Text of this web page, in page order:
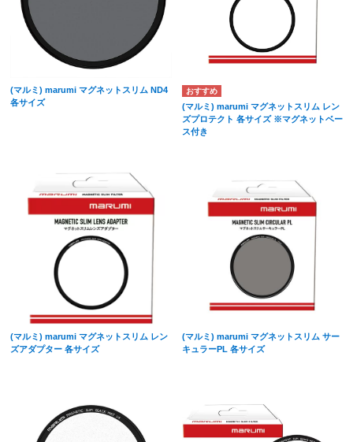
(マルミ) marumi マグネットスリム ND4
各サイズ
(マルミ) marumi マグネットスリム レン
ズプロテクト 各サイズ ※マグネットベー
ス付き
(マルミ) marumi マグネットスリム レン
ズアダプター 各サイズ
(マルミ) marumi マグネットスリム サー
キュラーPL 各サイズ